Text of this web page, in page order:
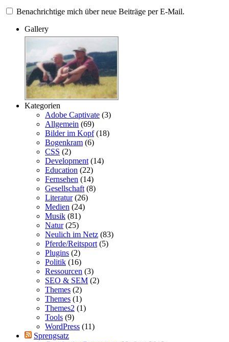
Benachrichtige mich über neue Beiträge per E-Mail.
Gallery
Kategorien
Adobe Captivate (3)
Allgemein (69)
Bilder im Kopf(18)
Bogenkram (6)
CSS (2)
Development (14)
Education (22)
Fernsehen (14)
Gesellschaft (8)
Literatur(26)
Medien (24)
Musik (81)
Natur(25)
Neulich im Netz (83)
Pferde/Reitsport (5)
Plugins (2)
Politik (16)
Ressourcen (3)
SEO & SEM (2)
Themes (2)
Themes (1)
Themes2 (1)
Tools (9)
WordPress (11)
Sprengsatz